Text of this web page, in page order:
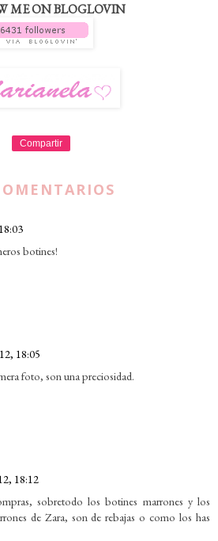
ME ON BLOGLOVIN
Compartir
botines!
18:05
foto, son una preciosidad.
18:12
sobretodo los botines marrones y los
de Zara, son de rebajas o como los has